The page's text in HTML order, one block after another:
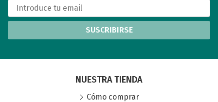
SUSCRIBIRSE
NUESTRA TIENDA
Cómo comprar